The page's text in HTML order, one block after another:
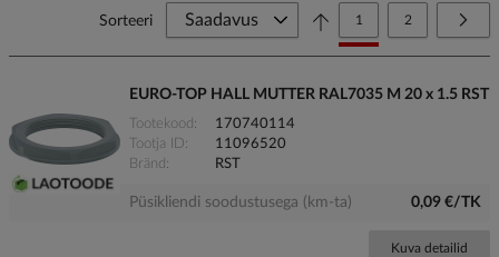
PageYou're currently reading
1 Page
2
Sorteeri
EURO-TOP HALL MUTTER RAL7035 M 20 x 1.5 RST
Tootekood
170740114
Tootja ID
11096520
Bränd
RST
Püsikliendi soodustusega (km-ta) 0,09 €/TK
Kuva detailid